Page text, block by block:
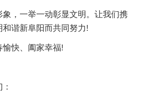
象，一举一动彰显文明。让我们携
谐新阜阳而共同努力!
愉快、阖家幸福!